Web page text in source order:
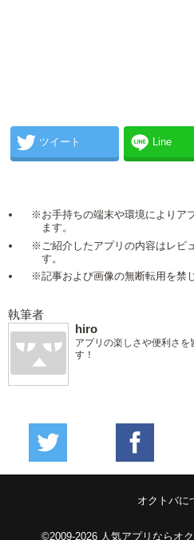
ツイート Line
※お手持ちの端末や環境によりア
ます。
※ご紹介したアプリの内容はレビ
す。
※記事および画像の無断転用を禁
執筆者
hiro
アプリの楽しさや便利さを
す！
オクトバに
©2009-2026 人気アプリならオ